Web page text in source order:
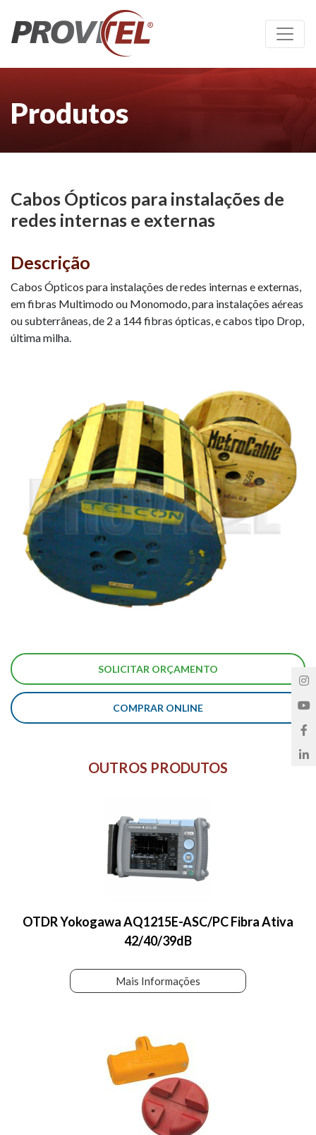
Produtos
Cabos Ópticos para instalações de
redes internas e externas
Descrição
Cabos Ópticos para instalações de redes internas e externas,
em fibras Multimodo ou Monomodo, para instalações aéreas
ou subterrâneas, de 2 a 144 fibras ópticas, e cabos tipo Drop,
última milha.
COMPRAR ONLINE
OUTROS PRODUTOS
OTDR Yokogawa AQ1215E-ASC/PC Fibra Ativa
42/40/39dB
Mais Informações